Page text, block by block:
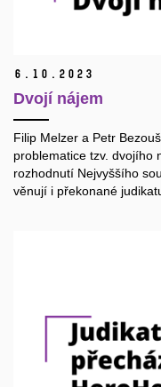
6. 10. 2023
Dvojí nájem
Filip Melzer a Petr
problematice tzv. dvojího
rozhodnutí Nejvyššího
věnují i překonané